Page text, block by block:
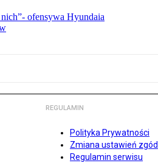
ofensywa Hyundaia
REGULAMIN
Polityka Prywatności
Zmiana ustawień zgód
Regulamin serwisu